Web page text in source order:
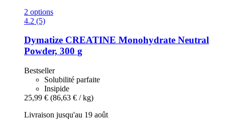
2 options
4.2 (5)
Dymatize CREATINE Monohydrate Neutral
Powder, 300 g
Bestseller
Solubilité parfaite
Insipide
25,99 € (86,63 € / kg)
Livraison jusqu'au 19 août